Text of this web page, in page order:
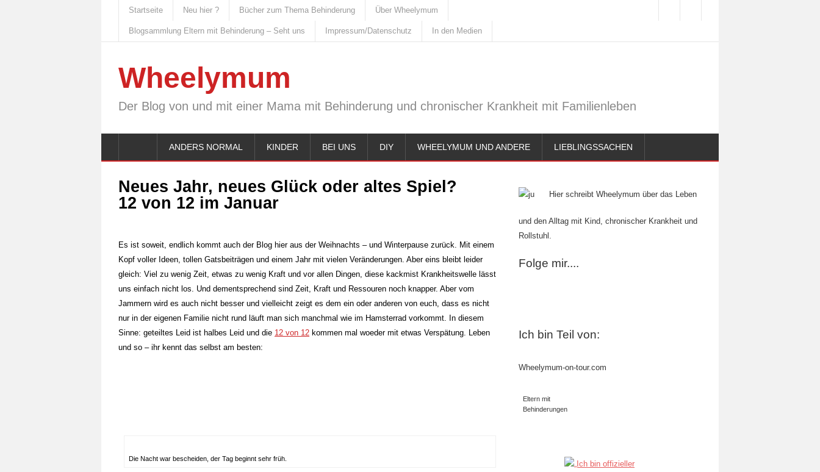
Startseite Neu hier ? Bücher zum Thema Behinderung Über Wheelymum
Blogsammlung Eltern mit Behinderung – Seht uns Impressum/Datenschutz In den Medien
Wheelymum
Der Blog von und mit einer Mama mit Behinderung und chronischer Krankheit mit Familienleben
ANDERS NORMAL KINDER BEI UNS DIY WHEELYMUM UND ANDERE LIEBLINGSSACHEN
Neues Jahr, neues Glück oder altes Spiel?
12 von 12 im Januar
Es ist soweit, endlich kommt auch der Blog hier aus der Weihnachts – und Winterpause zurück. Mit einem
Kopf voller Ideen, tollen Gatsbeiträgen und einem Jahr mit vielen Veränderungen. Aber eins bleibt leider
gleich: Viel zu wenig Zeit, etwas zu wenig Kraft und vor allen Dingen, diese kackmist Krankheitswelle lässt
uns einfach nicht los. Und dementsprechend sind Zeit, Kraft und Ressouren noch knapper. Aber vom
Jammern wird es auch nicht besser und vielleicht zeigt es dem ein oder anderen von euch, dass es nicht
nur in der eigenen Familie nicht rund läuft man sich manchmal wie im Hamsterrad vorkommt. In diesem
Sinne: geteiltes Leid ist halbes Leid und die 12 von 12 kommen mal woeder mit etwas Verspätung. Leben
und so – ihr kennt das selbst am besten:
Die Nacht war bescheiden, der Tag beginnt sehr früh.
Hier schreibt Wheelymum über das Leben
und den Alltag mit Kind, chronischer Krankheit und
Rollstuhl.
Folge mir....
Ich bin Teil von:
Wheelymum-on-tour.com
Eltern mit
Behinderungen